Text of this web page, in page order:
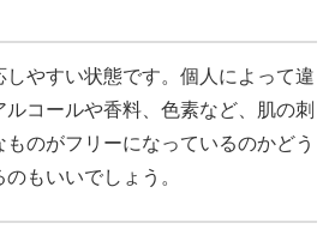
やすい状態です。個人によって違
コールや香料、色素など、肌の刺
のがフリーになっているのかどう
もいいでしょう。